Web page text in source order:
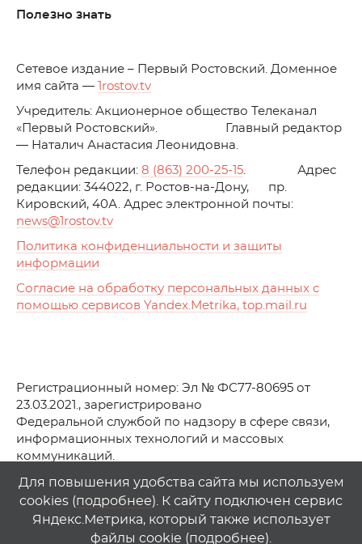
Полезно знать
Cетевое издание – Первый Ростовский. Доменное
имя сайта —
1rostov.tv
Учредитель: Акционерное общество Телеканал
«Первый Ростовский». Главный редактор
— Наталич Анастасия Леонидовна.
Телефон редакции: 8 (863) 200-25-15. Адрес
редакции: 344022, г. Ростов-на-Дону, пр.
Кировский, 40А. Адрес электронной почты:
news@1rostov.tv
Политика конфиденциальности и защиты
информации
Согласие на обработку персональных данных с
помощью сервисов Yandex.Metrika, top.mail.ru
Регистрационный номер: Эл № ФС77-80695 от
23.03.2021., зарегистрировано
Федеральной службой по надзору в сфере связи,
информационных технологий и массовых
коммуникаций.
© АО Телеканал «Первый Ростовский» (2021-2025)
Любое использование материалов сайта возможно
только при указании гиперссылки на1rostov.tv
Для повышения удобства сайта мы используем
cookies (подробнее). К сайту подключен сервис
Яндекс.Метрика, который также использует
файлы cookie (подробнее).